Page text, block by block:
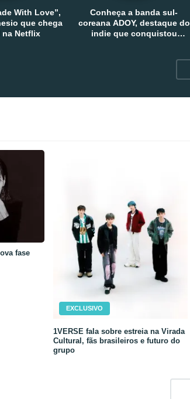
With Love”,
que chega
na Netflix
Conheça a banda sul-
coreana ADOY, destaque do
indie que conquistou
fase
EXCLUSIVO
1VERSE fala sobre estreia na Virada
Cultural, fãs brasileiros e futuro do
grupo